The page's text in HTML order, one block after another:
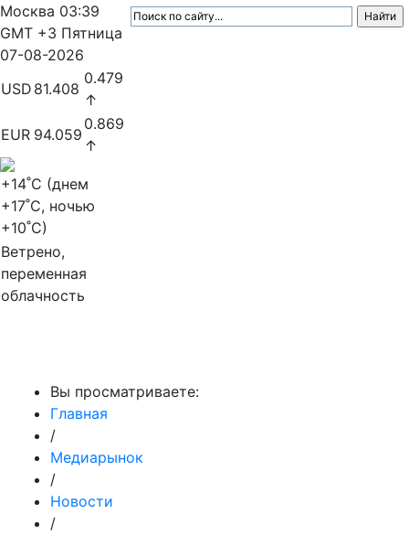
Москва 03:39
GMT +3 Пятница
07-08-2026
USD 81.408
0.479
↑
EUR 94.059
0.869
↑
+14˚C (днем
+17˚C, ночью
+10˚C)
Ветрено,
переменная
облачность
Вы просматриваете:
Главная
/
Медиарынок
/
Новости
/